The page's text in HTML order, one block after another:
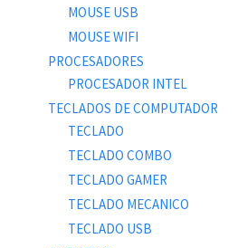
MOUSE USB
MOUSE WIFI
PROCESADORES
PROCESADOR INTEL
TECLADOS DE COMPUTADOR
TECLADO
TECLADO COMBO
TECLADO GAMER
TECLADO MECANICO
TECLADO USB